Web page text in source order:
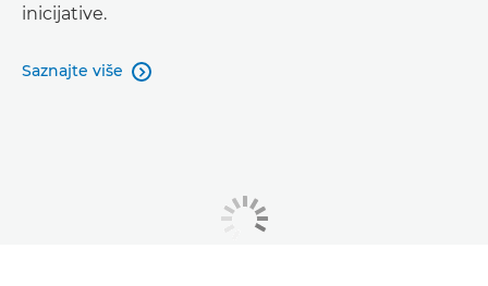
inicijative.
Saznajte više 